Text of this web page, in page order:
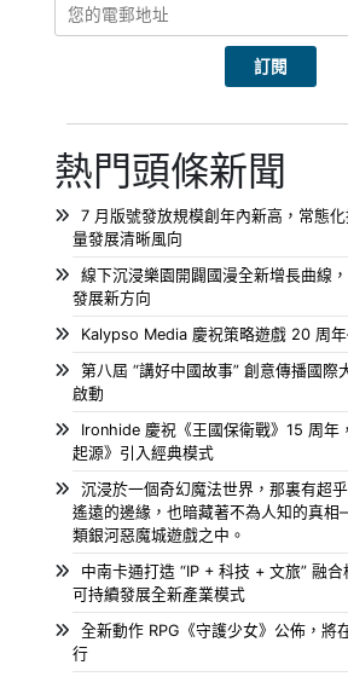
熱門頭條新聞
7 月版號發放規模創年內新高，常態
量發展清晰風向
線下沉浸樂園開闢國漫全新增長曲線
發展新方向
Kalypso Media 慶祝策略遊戲 20 周
第八屆 “講好中國故事” 創意傳播國際
啟動
Ironhide 慶祝《王國保衛戰》15 周年
起源》引入經典模式
沉浸於一個奇幻魔法世界，那裏有超
遙遠的邊緣，也暗藏著不為人知的真
類銀河惡魔城遊戲之中。
中南卡通打造 “IP + 科技 + 文旅” 融
可持續發展全新產業模式
全新動作 RPG《守護少女》公佈，將
行